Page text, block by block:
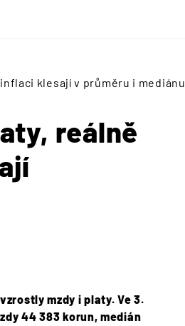
klesají v průměru i mediánu
reálně
mzdy i platy. Ve 3.
44 383 korun, medián